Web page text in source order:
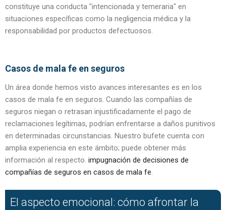
constituye una conducta "intencionada y temeraria" en
situaciones específicas como la negligencia médica y la
responsabilidad por productos defectuosos.
Casos de mala fe en seguros
Un área donde hemos visto avances interesantes es en los
casos de mala fe en seguros. Cuando las compañías de
seguros niegan o retrasan injustificadamente el pago de
reclamaciones legítimas, podrían enfrentarse a daños punitivos
en determinadas circunstancias. Nuestro bufete cuenta con
amplia experiencia en este ámbito; puede obtener más
información al respecto. impugnación de decisiones de
compañías de seguros en casos de mala fe.
El aspecto emocional: cómo afrontar la